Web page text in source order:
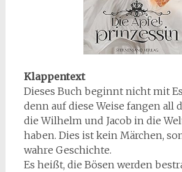
Klappentext
Dieses Buch beginnt nicht mit
denn auf diese Weise fangen all
die Wilhelm und Jacob in die
haben. Dies ist kein Märchen,
wahre Geschichte.
Es heißt, die Bösen werden